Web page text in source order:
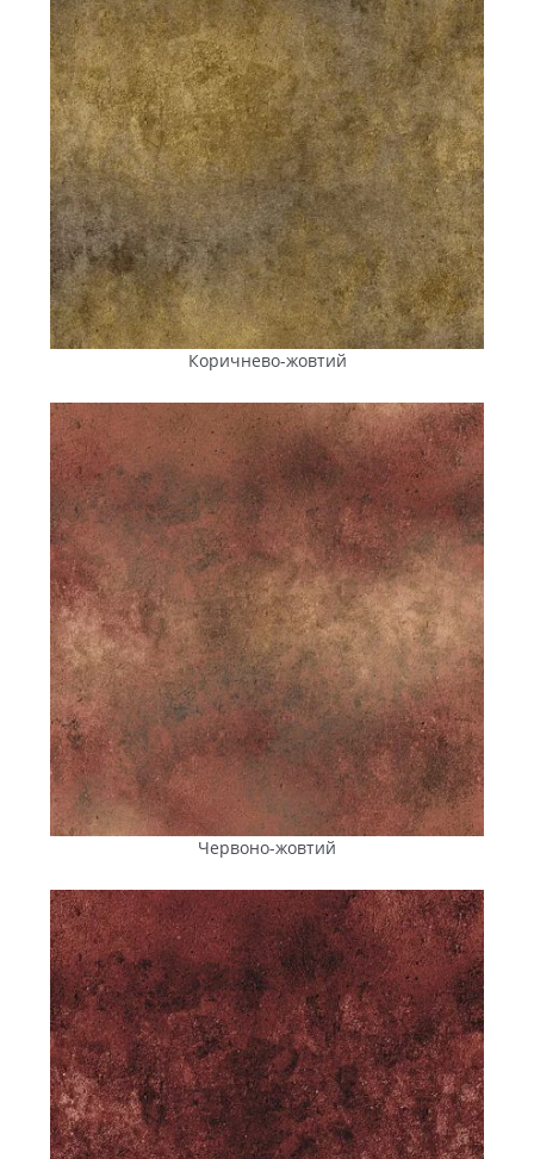
Коричнево-жовтий
Червоно-жовтий